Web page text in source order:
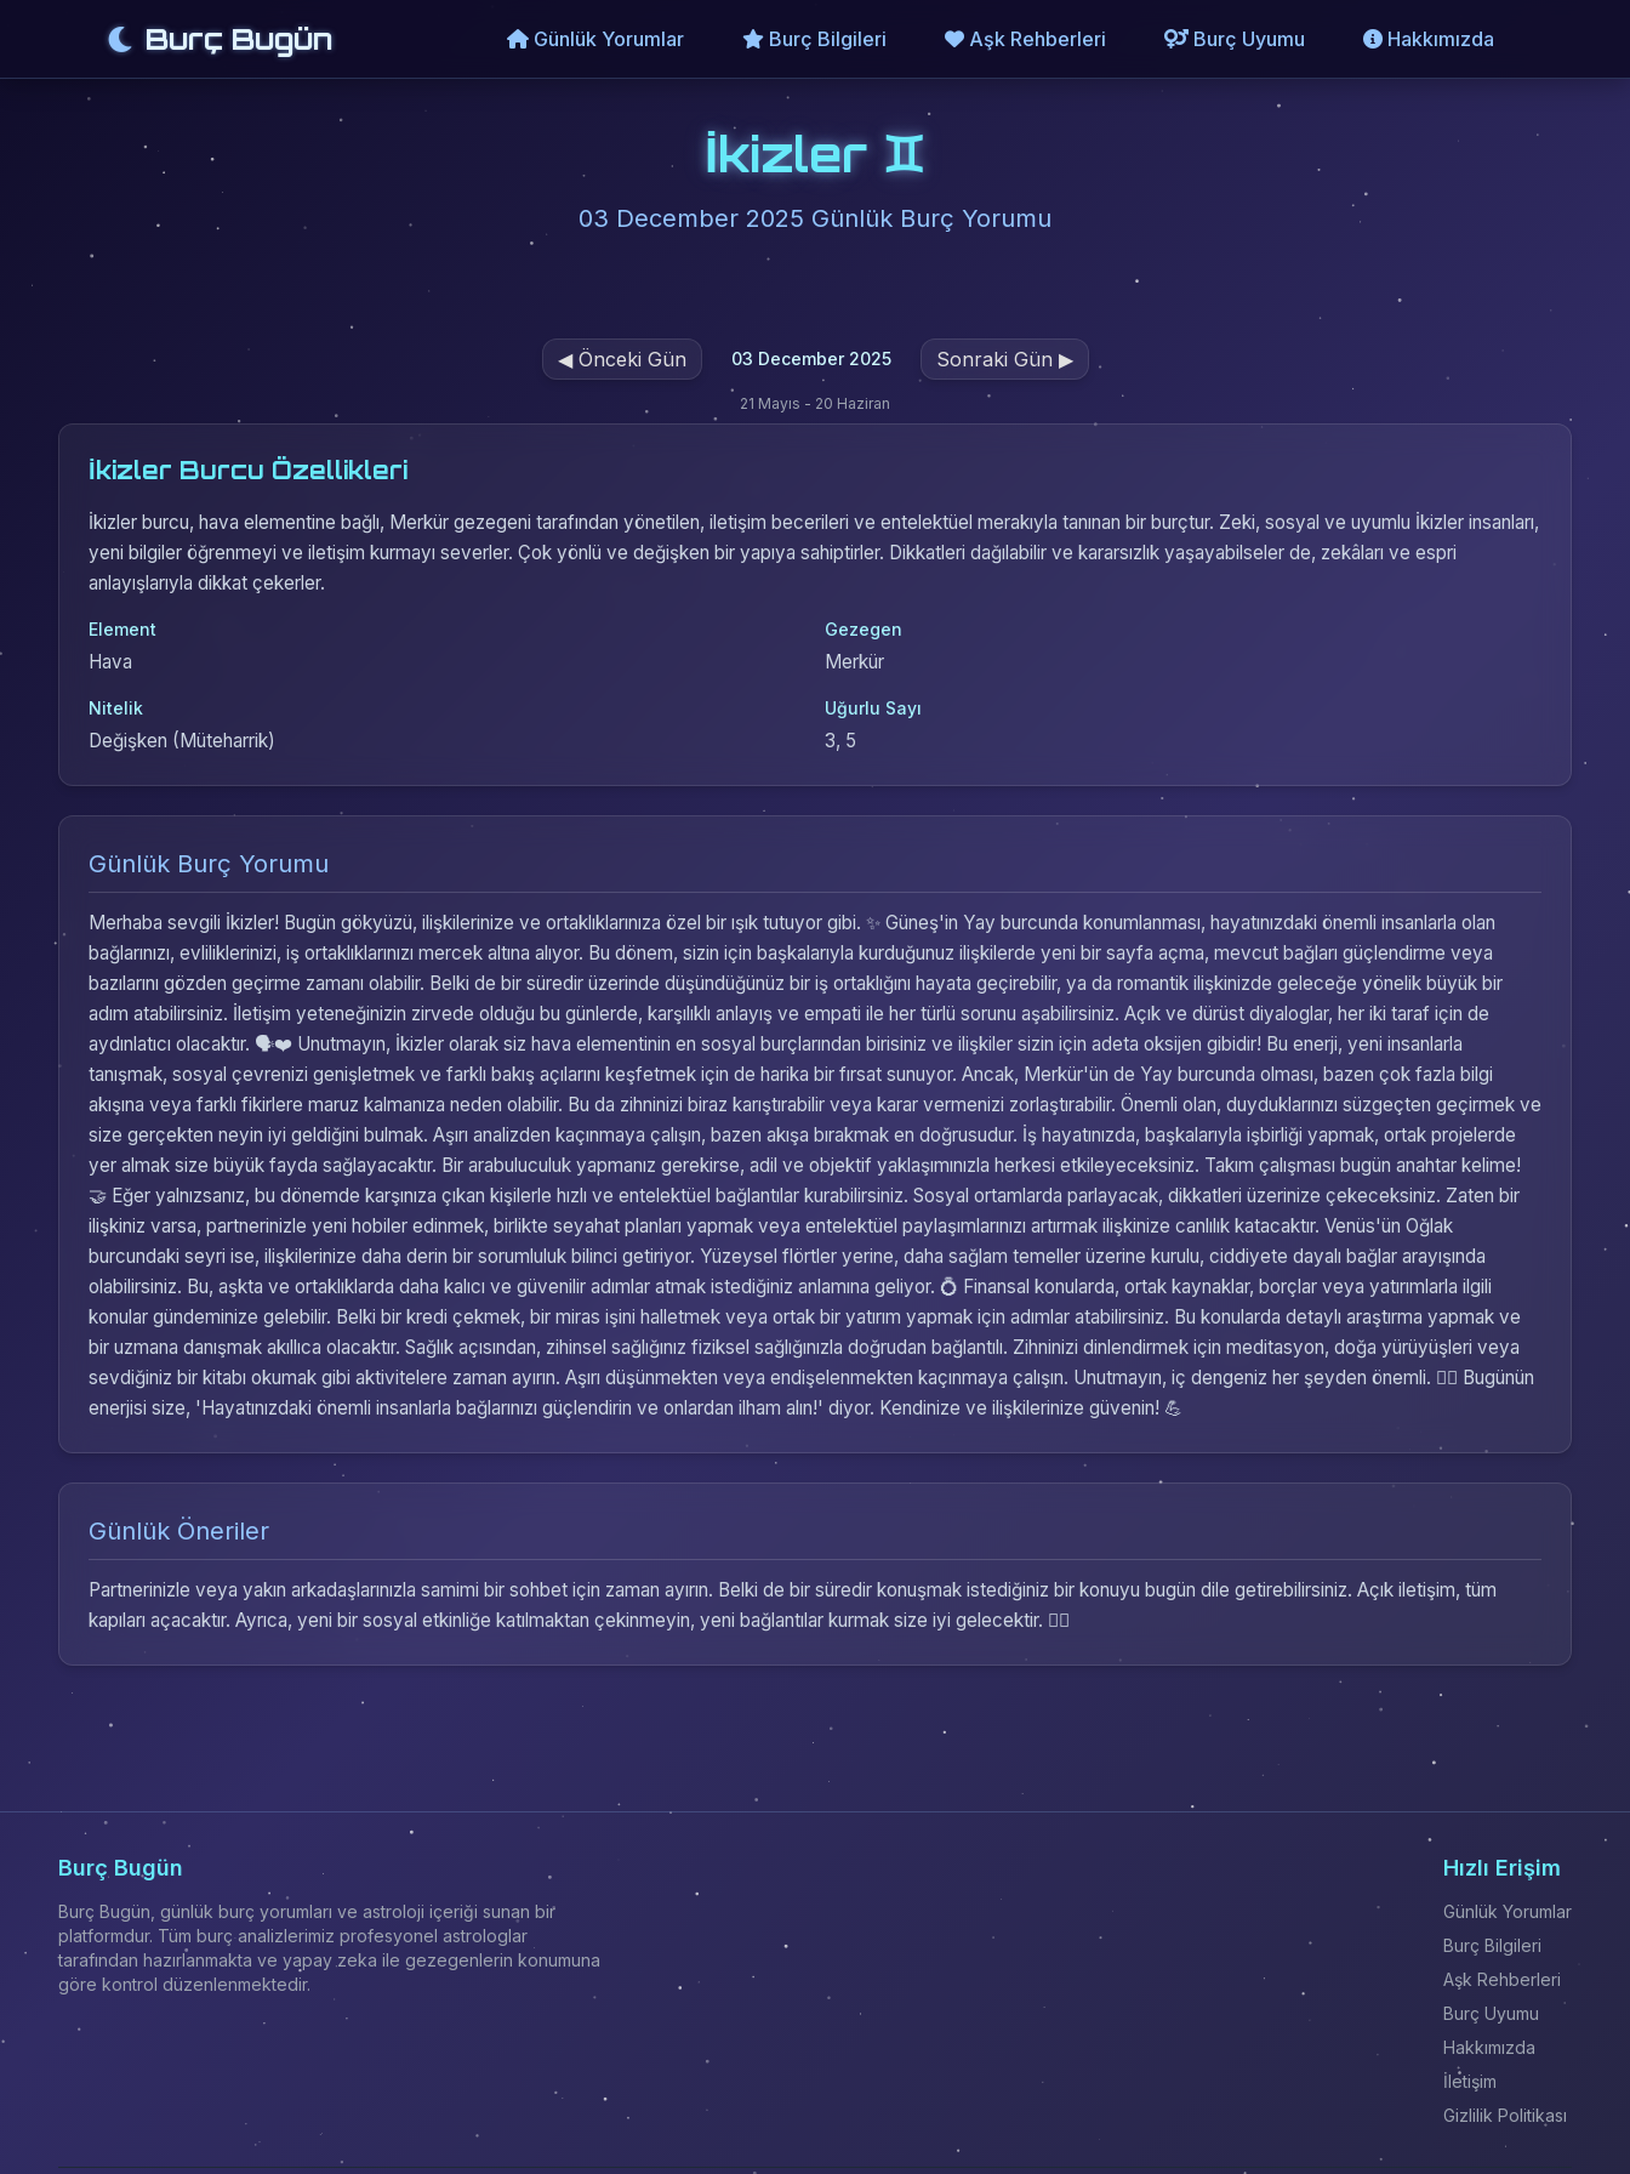
Burç Bugün Günlük Yorumlar Burç Bilgileri Aşk Rehberleri Burç Uyumu Hakkımızda
İkizler ♊
03 December 2025 Günlük Burç Yorumu
◀Önceki Gün 03 December 2025 Sonraki Gün ▶
21 Mayıs - 20 Haziran
İkizler Burcu Özellikleri
İkizler burcu, hava elementine bağlı, Merkür gezegeni tarafından yönetilen, iletişim becerileri ve entelektüel merakıyla tanınan bir burçtur. Zeki, sosyal ve uyumlu İkizler insanları,
yeni bilgiler öğrenmeyi ve iletişim kurmayı severler. Çok yönlü ve değişken bir yapıya sahiptirler. Dikkatleri dağılabilir ve kararsızlık yaşayabilseler de, zekâları ve espri
anlayışlarıyla dikkat çekerler.
Element
Hava
Gezegen
Merkür
Nitelik
Değişken (Müteharrik)
Uğurlu Sayı
3, 5
Günlük Burç Yorumu
Merhaba sevgili İkizler! Bugün gökyüzü, ilişkilerinize ve ortaklıklarınıza özel bir ışık tutuyor gibi. ✨ Güneş'in Yay burcunda konumlanması, hayatınızdaki önemli insanlarla olan
bağlarınızı, evliliklerinizi, iş ortaklıklarınızı mercek altına alıyor. Bu dönem, sizin için başkalarıyla kurduğunuz ilişkilerde yeni bir sayfa açma, mevcut bağları güçlendirme veya
bazılarını gözden geçirme zamanı olabilir. Belki de bir süredir üzerinde düşündüğünüz bir iş ortaklığını hayata geçirebilir, ya da romantik ilişkinizde geleceğe yönelik büyük bir
adım atabilirsiniz. İletişim yeteneğinizin zirvede olduğu bu günlerde, karşılıklı anlayış ve empati ile her türlü sorunu aşabilirsiniz. Açık ve dürüst diyaloglar, her iki taraf için de
aydınlatıcı olacaktır. 🗣️❤️ Unutmayın, İkizler olarak siz hava elementinin en sosyal burçlarından birisiniz ve ilişkiler sizin için adeta oksijen gibidir! Bu enerji, yeni insanlarla
tanışmak, sosyal çevrenizi genişletmek ve farklı bakış açılarını keşfetmek için de harika bir fırsat sunuyor. Ancak, Merkür'ün de Yay burcunda olması, bazen çok fazla bilgi
akışına veya farklı fikirlere maruz kalmanıza neden olabilir. Bu da zihninizi biraz karıştırabilir veya karar vermenizi zorlaştırabilir. Önemli olan, duyduklarınızı süzgeçten geçirmek ve
size gerçekten neyin iyi geldiğini bulmak. Aşırı analizden kaçınmaya çalışın, bazen akışa bırakmak en doğrusudur. İş hayatınızda, başkalarıyla işbirliği yapmak, ortak projelerde
yer almak size büyük fayda sağlayacaktır. Bir arabuluculuk yapmanız gerekirse, adil ve objektif yaklaşımınızla herkesi etkileyeceksiniz. Takım çalışması bugün anahtar kelime!
🤝 Eğer yalnızsanız, bu dönemde karşınıza çıkan kişilerle hızlı ve entelektüel bağlantılar kurabilirsiniz. Sosyal ortamlarda parlayacak, dikkatleri üzerinize çekeceksiniz. Zaten bir
ilişkiniz varsa, partnerinizle yeni hobiler edinmek, birlikte seyahat planları yapmak veya entelektüel paylaşımlarınızı artırmak ilişkinize canlılık katacaktır. Venüs'ün Oğlak
burcundaki seyri ise, ilişkilerinize daha derin bir sorumluluk bilinci getiriyor. Yüzeysel flörtler yerine, daha sağlam temeller üzerine kurulu, ciddiyete dayalı bağlar arayışında
olabilirsiniz. Bu, aşkta ve ortaklıklarda daha kalıcı ve güvenilir adımlar atmak istediğiniz anlamına geliyor. 💍 Finansal konularda, ortak kaynaklar, borçlar veya yatırımlarla ilgili
konular gündeminize gelebilir. Belki bir kredi çekmek, bir miras işini halletmek veya ortak bir yatırım yapmak için adımlar atabilirsiniz. Bu konularda detaylı araştırma yapmak ve
bir uzmana danışmak akıllıca olacaktır. Sağlık açısından, zihinsel sağlığınız fiziksel sağlığınızla doğrudan bağlantılı. Zihninizi dinlendirmek için meditasyon, doğa yürüyüşleri veya
sevdiğiniz bir kitabı okumak gibi aktivitelere zaman ayırın. Aşırı düşünmekten veya endişelenmekten kaçınmaya çalışın. Unutmayın, iç dengeniz her şeyden önemli. 🧘‍♀️ Bugünün
enerjisi size, 'Hayatınızdaki önemli insanlarla bağlarınızı güçlendirin ve onlardan ilham alın!' diyor. Kendinize ve ilişkilerinize güvenin! 💪
Günlük Öneriler
Partnerinizle veya yakın arkadaşlarınızla samimi bir sohbet için zaman ayırın. Belki de bir süredir konuşmak istediğiniz bir konuyu bugün dile getirebilirsiniz. Açık iletişim, tüm
kapıları açacaktır. Ayrıca, yeni bir sosyal etkinliğe katılmaktan çekinmeyin, yeni bağlantılar kurmak size iyi gelecektir. 👯‍♀️
Burç Bugün
Burç Bugün, günlük burç yorumları ve astroloji içeriği sunan bir
platformdur. Tüm burç analizlerimiz profesyonel astrologlar
tarafından hazırlanmakta ve yapay zeka ile gezegenlerin konumuna
göre kontrol düzenlenmektedir.
Hızlı Erişim
Günlük Yorumlar
Burç Bilgileri
Aşk Rehberleri
Burç Uyumu
Hakkımızda
İletişim
Gizlilik Politikası